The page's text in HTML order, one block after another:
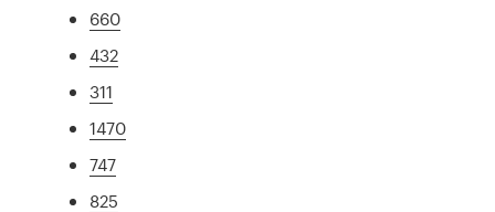
660
432
311
1470
747
825